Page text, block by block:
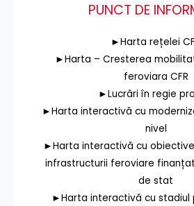
PUNCT DE
►Harta rețelei
►Harta – Cresterea
feroviara CFR
►Lucrări în regie
►Harta interactivă cu
nivel
►Harta interactivă cu
infrastructurii feroviare
de stat
►Harta interactivă cu stadiul